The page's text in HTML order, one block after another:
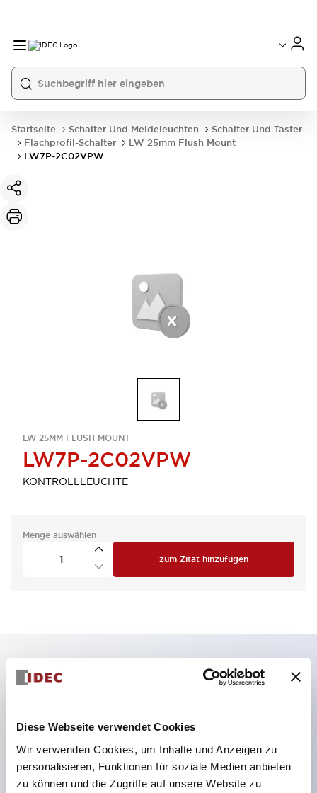
Diese Webseite verwendet Cookies
Wir verwenden Cookies, um Inhalte und Anzeigen zu
personalisieren, Funktionen für soziale Medien anbieten
zu können und die Zugriffe auf unsere Website zu
Startseite Schalter Und Meldeleuchten
Schalter Und Taster
Flachprofil-Schalter
LW 25mm Flush Mount
LW7P-2C02VPW
LW 25MM FLUSH MOUNT
LW7P-2C02VPW
KONTROLLLEUCHTE
Menge auswählen
zum Zitat hinzufügen
Hauptmerkmale
Mehrfachbefestigung möglich
eine hochsichere Stiftzuhaltungsstruktur
Schutzart IP65 (IEC60529)